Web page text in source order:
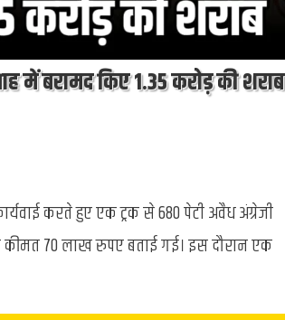
में बरामद किए 1.35 करोड़ की शराब
करते हुए एक ट्रक से 680 पेटी अवैध अंग्रेजी
कीमत 70 लाख रुपए बताई गई। इस दौरान एक